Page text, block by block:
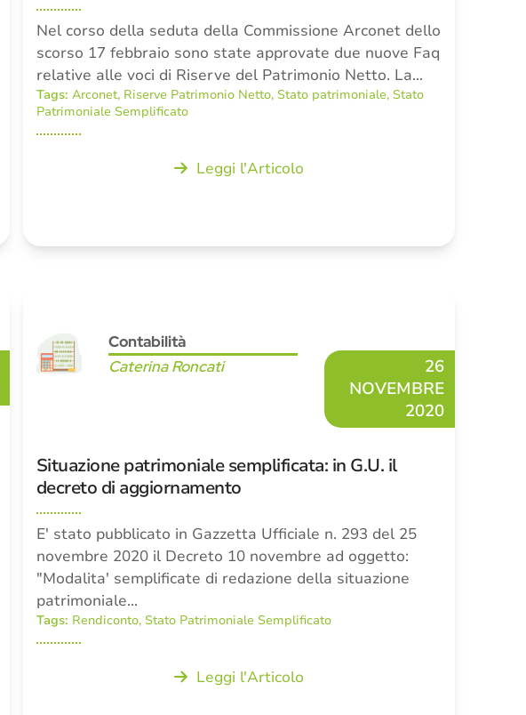
Nel corso della seduta della Commissione Arconet dello
scorso 17 febbraio sono state approvate due nuove Faq
relative alle voci di Riserve del Patrimonio Netto. La…
Tags: Arconet, Riserve Patrimonio Netto, Stato patrimoniale, Stato
Patrimoniale Semplificato
Leggi l'Articolo
Contabilità
Caterina Roncati
26
NOVEMBRE
2020
Situazione patrimoniale semplificata: in G.U. il
decreto di aggiornamento
E' stato pubblicato in Gazzetta Ufficiale n. 293 del 25
novembre 2020 il Decreto 10 novembre ad oggetto:
"Modalita' semplificate di redazione della situazione
patrimoniale…
Tags: Rendiconto, Stato Patrimoniale Semplificato
Leggi l'Articolo